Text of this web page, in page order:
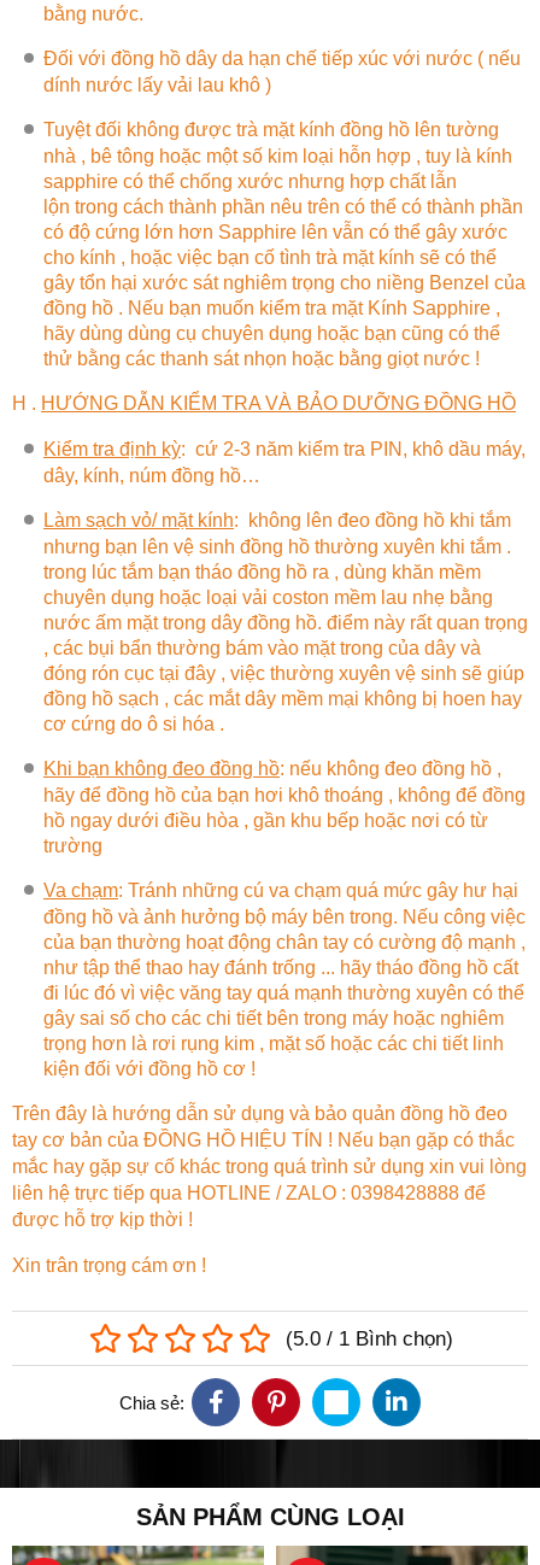
bằng nước.
Đối với đồng hồ dây da hạn chế tiếp xúc với nước ( nếu
dính nước lấy vải lau khô )
Tuyệt đối không được trà mặt kính đồng hồ lên tường
nhà , bê tông hoặc một số kim loại hỗn hợp , tuy là kính
sapphire có thể chống xước nhưng hợp chất lẫn
lộn trong cách thành phần nêu trên có thể có thành phần
có độ cứng lớn hơn Sapphire lên vẫn có thể gây xước
cho kính , hoặc việc bạn cố tình trà mặt kính sẽ có thể
gây tổn hại xước sát nghiêm trọng cho niềng Benzel của
đồng hồ . Nếu bạn muốn kiểm tra mặt Kính Sapphire ,
hãy dùng dùng cụ chuyên dụng hoặc bạn cũng có thể
thử bằng các thanh sát nhọn hoặc bằng giọt nước !
H . HƯỚNG DẪN KIỂM TRA VÀ BẢO DƯỠNG ĐỒNG HỒ
Kiểm tra định kỳ: cứ 2-3 năm kiểm tra PIN, khô dầu máy,
dây, kính, núm đồng hồ…
Làm sạch vỏ/ mặt kính:
không lên đeo đồng hồ khi tắm
nhưng bạn lên vệ sinh đồng hồ thường xuyên khi tắm .
trong lúc tắm bạn tháo đồng hồ ra , dùng khăn mềm
chuyên dụng hoặc loại vải coston mềm lau nhẹ bằng
nước ấm mặt trong dây đồng hồ. điểm này rất quan trọng
, các bụi bẩn thường bám vào mặt trong của dây và
đóng rón cục tại đây , việc thường xuyên vệ sinh sẽ giúp
đồng hồ sạch , các mắt dây mềm mại không bị hoen hay
cơ cứng do ô si hóa .
Khi bạn không đeo đồng hồ: nếu không đeo đồng hồ ,
hãy để đồng hồ của bạn hơi khô thoáng , không để đồng
hồ ngay dưới điều hòa , gần khu bếp hoặc nơi có từ
trường
Va chạm: Tránh những cú va chạm quá mức gây hư hại
đồng hồ và ảnh hưởng bộ máy bên trong. Nếu công việc
của bạn thường hoạt động chân tay có cường độ mạnh ,
như tập thể thao hay đánh trống ... hãy tháo đồng hồ cất
đi lúc đó vì việc văng tay quá mạnh thường xuyên có thể
gây sai số cho các chi tiết bên trong máy hoặc nghiêm
trọng hơn là rơi rụng kim , mặt số hoặc các chi tiết linh
kiện đối với đồng hồ cơ !
Trên đây là hướng dẫn sử dụng và bảo quản đồng hồ đeo
tay cơ bản của ĐỒNG HỒ HIỆU TÍN ! Nếu bạn gặp có thắc
mắc hay gặp sự cố khác trong quá trình sử dụng xin vui lòng
liên hệ trực tiếp qua HOTLINE / ZALO : 0398428888 để
được hỗ trợ kịp thời !
Xin trân trọng cám ơn !
(5.0 / 1 Bình chọn)
Chia sẻ:
SẢN PHẨM CÙNG LOẠI